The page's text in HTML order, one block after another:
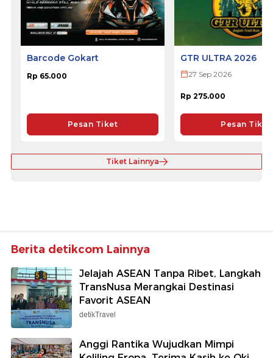
Barcode Gokart
Rp 65.000
Pesan Tiket
GTR ULTRA 2026
27 Sep 2026
Rp 275.000
Pesan Tiket
Tiket Lainnya
Berita detikcom Lainnya
Jelajah ASEAN Tanpa Ribet, Langkah
TransNusa Merangkai Destinasi
Favorit ASEAN
detikTravel
Anggi Rantika Wujudkan Mimpi